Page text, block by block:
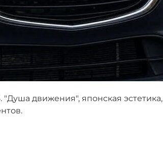
движения", японская эстетика,